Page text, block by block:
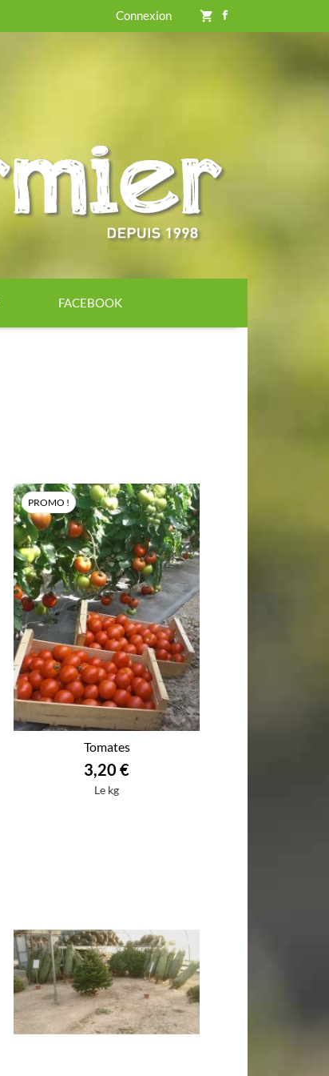
Connexion shopping_cart
FACEBOOK
PROMO !
Tomates
3,20 €
Le kg